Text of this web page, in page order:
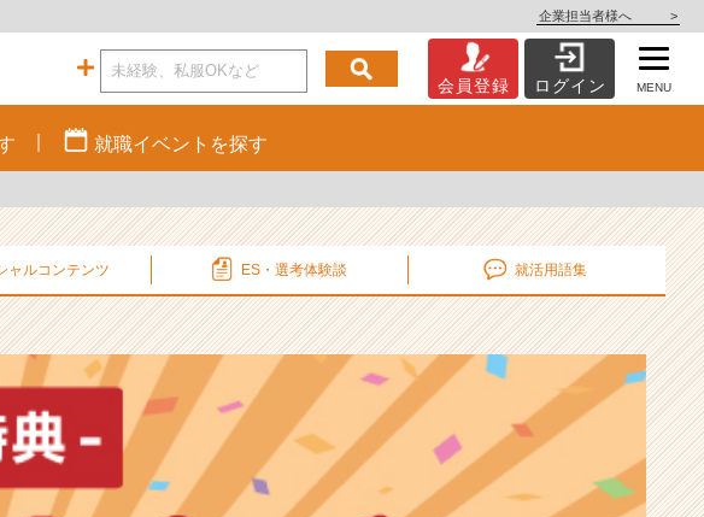
企業担当者様へ >
会員登録 ログイン MENU
就職イベント を探す
ャルコンテンツ ES・選考体験談 就活用語集